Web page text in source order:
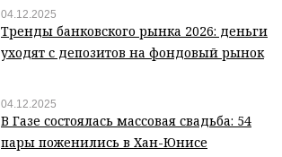
04.12.2025
Тренды банковского рынка 2026: деньги
уходят с депозитов на фондовый рынок
04.12.2025
В Газе состоялась массовая свадьба: 54
пары поженились в Хан-Юнисе